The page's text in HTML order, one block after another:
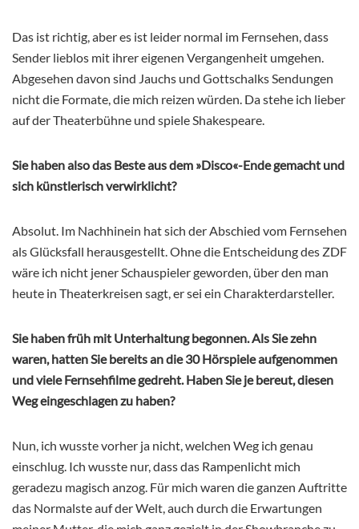
Das ist richtig, aber es ist leider normal im Fernsehen, dass
Sender lieblos mit ihrer eigenen Vergangenheit umgehen.
Abgesehen davon sind Jauchs und Gottschalks Sendungen
nicht die Formate, die mich reizen würden. Da stehe ich lieber
auf der Theaterbühne und spiele Shakespeare.
Sie haben also das Beste aus dem »Disco«-Ende gemacht und
sich künstlerisch verwirklicht?
Absolut. Im Nachhinein hat sich der Abschied vom Fernsehen
als Glücksfall herausgestellt. Ohne die Entscheidung des ZDF
wäre ich nicht jener Schauspieler geworden, über den man
heute in Theaterkreisen sagt, er sei ein Charakterdarsteller.
Sie haben früh mit Unterhaltung begonnen. Als Sie zehn
waren, hatten Sie bereits an die 30 Hörspiele aufgenommen
und viele Fernsehfilme gedreht. Haben Sie je bereut, diesen
Weg eingeschlagen zu haben?
Nun, ich wusste vorher ja nicht, welchen Weg ich genau
einschlug. Ich wusste nur, dass das Rampenlicht mich
geradezu magisch anzog. Für mich waren die ganzen Auftritte
das Normalste auf der Welt, auch durch die Erwartungen